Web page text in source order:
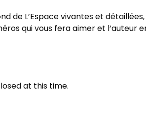
de L’Espace vivantes et
qui vous fera aimer et l’auteur
at this time.